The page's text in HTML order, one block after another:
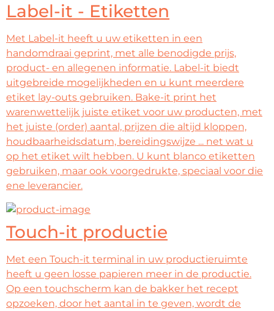
Label-it - Etiketten
Met Label-it heeft u uw etiketten in een
handomdraai geprint, met alle benodigde prijs,
product- en allegenen informatie. Label-it biedt
uitgebreide mogelijkheden en u kunt meerdere
etiket lay-outs gebruiken. Bake-it print het
warenwettelijk juiste etiket voor uw producten, met
het juiste (order) aantal, prijzen die altijd kloppen,
houdbaarheidsdatum, bereidingswijze ... net wat u
op het etiket wilt hebben. U kunt blanco etiketten
gebruiken, maar ook voorgedrukte, speciaal voor die
ene leverancier.
Touch-it productie
Met een Touch-it terminal in uw productieruimte
heeft u geen losse papieren meer in de productie.
Op een touchscherm kan de bakker het recept
opzoeken, door het aantal in te geven, wordt de